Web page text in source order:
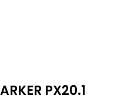
PX20.1